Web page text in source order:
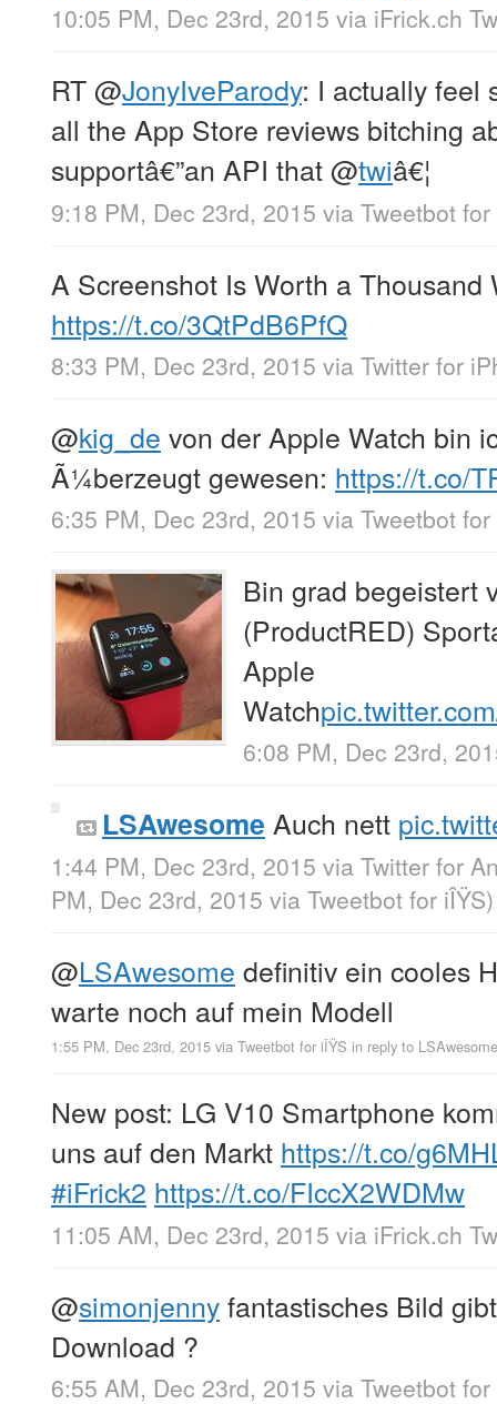
10:05 PM, Dec 23rd, 2015 via iFrick.ch
RT@JonyIveParody: I actually feel
all the App Store reviews bitching
supportâ€”an API that@twiâ€¦
9:18 PM, Dec 23rd, 2015 via Tweetbot for
A Screenshot Is Worth a Thousand
https://t.co/3QtPdB6PfQ
8:33 PM, Dec 23rd, 2015 via Twitter for
@kig_de von der Apple Watch bin
Ã¼berzeugt gewesen: https://t.co/
6:35 PM, Dec 23rd, 2015 via Tweetbot for
Bin grad begeistert
(ProductRED)
Apple
Watch
6:08 PM, Dec 23rd,
LSAwesome Auch nett
1:44 PM, Dec 23rd, 2015 via Twitter for
PM, Dec 23rd, 2015 via Tweetbot for iÎŸS)
@LSAwesome definitiv ein cooles
warte noch auf mein Modell
1:55 PM, Dec 23rd, 2015 via Tweetbot for iÎŸS in reply to LSAwesome
New post: LG V10 Smartphone
uns auf den Markt https://t.co/
#iFrick2 https://t.co/FIccX2WDMw
11:05 AM, Dec 23rd, 2015 via iFrick.ch
@simonjennyfantastisches Bild
Download ?
6:55 AM, Dec 23rd, 2015 via Tweetbot for